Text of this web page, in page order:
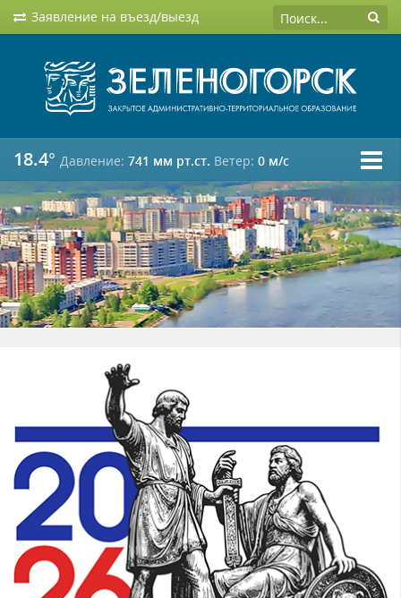
Заявление на въезд/выезд
18.4° Давление: 741 мм рт.ст. Ветер: 0 м/c